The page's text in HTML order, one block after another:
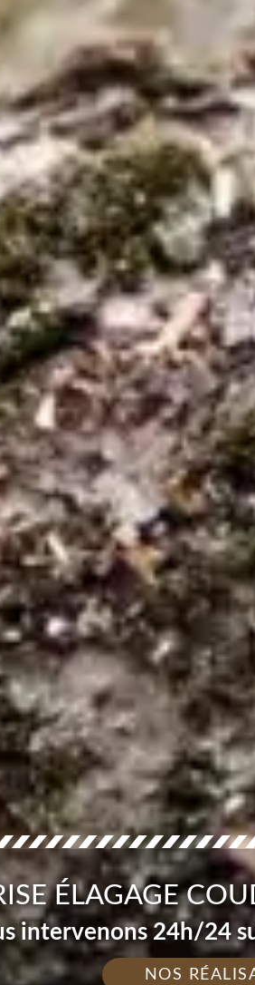
ÉLAGAGE
intervenons 24h/24
NOS